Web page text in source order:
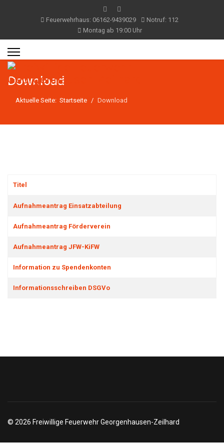
Feuerwehrhaus: 06162-9439029
Notruf: 112
Montag ab 19:00 Uhr
Download
Aktuelle Seite: Startseite Download
Titel
Aufnahmeantrag Einsatzabteilung
Aufnahmeantrag Förderverein
Aufnahmeantrag JFW-KiFW
Information zu Spendenkonten
Informationsschreiben DSGVo
© 2026 Freiwillige Feuerwehr Georgenhausen-Zeilhard